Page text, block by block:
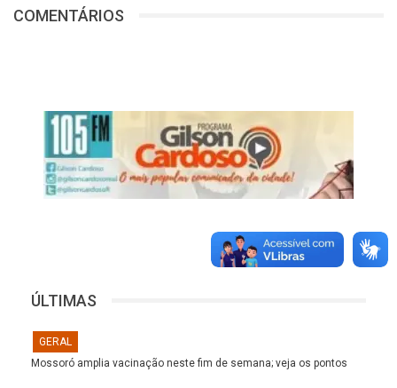
COMENTÁRIOS
ÚLTIMAS
GERAL
Mossoró amplia vacinação neste fim de semana; veja os pontos